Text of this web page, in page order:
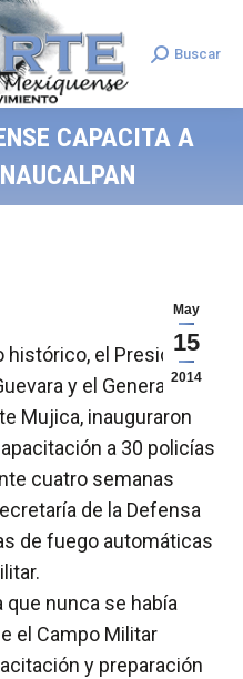
Search:
Buscar
CAPACITA A
May
15
2014
histórico, el Presidente
y el General de
Mujica, inauguraron
a 30 policías
cuatro semanas
de la Defensa
de fuego automáticas
que nunca se había
el Campo Militar
y preparación